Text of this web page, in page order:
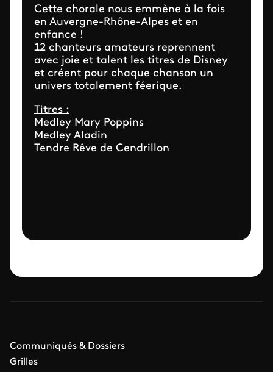
Cette chorale nous emmène à la fois
en Auvergne-Rhône-Alpes et en
enfance !
12 chanteurs amateurs reprennent
avec joie et talent les titres de Disney
et créent pour chaque chanson un
univers totalement féerique.
Titres :
Medley Mary Poppins
Medley Aladin
Tendre Rêve de Cendrillon
Communiqués & Dossiers
Grilles